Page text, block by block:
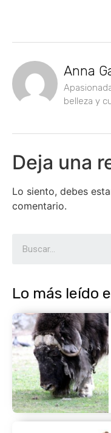
Anna
belleza y
Deja una
Lo siento, debes
comentario.
Lo más leído